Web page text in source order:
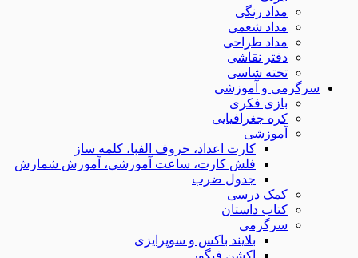
مداد رنگی
مداد شعمی
مداد طراحی
دفتر نقاشی
تخته شاسی
سرگرمی و آموزشی
بازی فکری
کره جغرافیایی
آموزشی
کارت اعداد، حروف الفبا، کلمه ساز
فلش کارت، ساعت آموزشی، آموزش شمارش
جدول ضرب
کمک درسی
کتاب داستان
سرگرمی
بلایند باکس و سوپرایزی